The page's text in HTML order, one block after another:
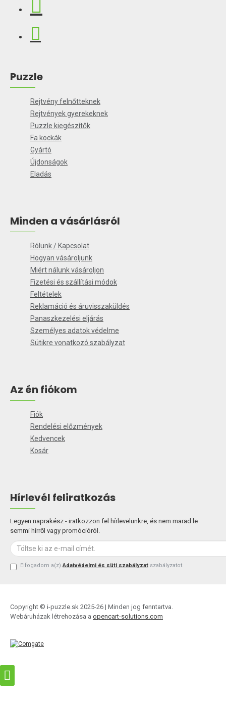
Puzzle
Rejtvény felnőtteknek
Rejtvények gyerekeknek
Puzzle kiegészítők
Fa kockák
Gyártó
Újdonságok
Eladás
Minden a vásárlásról
Rólunk / Kapcsolat
Hogyan vásároljunk
Miért nálunk vásároljon
Fizetési és szállítási módok
Feltételek
Reklamáció és áruvisszaküldés
Panaszkezelési eljárás
Személyes adatok védelme
Sütikre vonatkozó szabályzat
Az én fiókom
Fiók
Rendelési előzmények
Kedvencek
Kosár
Hírlevél feliratkozás
Legyen naprakész - iratkozzon fel hírlevelünkre, és nem marad le
semmi hírről vagy promócióról.
Elfogadom a(z)Adatvédelmi és süti szabályzat szabályzatot.
Copyright © i-puzzle.sk 2025-26 | Minden jog fenntartva.
Webáruházak létrehozása a opencart-solutions.com